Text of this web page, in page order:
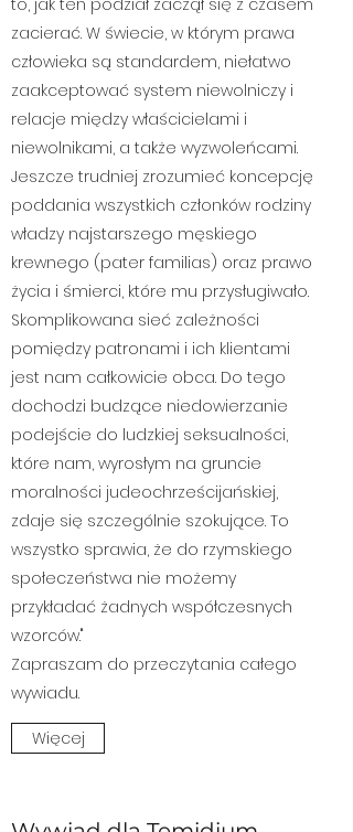
to, jak ten podział zaczął się z czasem
zacierać. W świecie, w którym prawa
człowieka są standardem, niełatwo
zaakceptować system niewolniczy i
relacje między właścicielami i
niewolnikami, a także wyzwoleńcami.
Jeszcze trudniej zrozumieć koncepcję
poddania wszystkich członków rodziny
władzy najstarszego męskiego
krewnego (pater familias) oraz prawo
życia i śmierci, które mu przysługiwało.
Skomplikowana sieć zależności
pomiędzy patronami i ich klientami
jest nam całkowicie obca. Do tego
dochodzi budzące niedowierzanie
podejście do ludzkiej seksualności,
które nam, wyrosłym na gruncie
moralności judeochrześcijańskiej,
zdaje się szczególnie szokujące. To
wszystko sprawia, że do rzymskiego
społeczeństwa nie możemy
przykładać żadnych współczesnych
wzorców."
Zapraszam do przeczytania całego
wywiadu.
Więcej